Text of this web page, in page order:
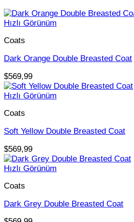
Hızlı Görünüm
Coats
Dark Orange Double Breasted Coat
$569,99
Hızlı Görünüm
Coats
Soft Yellow Double Breasted Coat
$569,99
Hızlı Görünüm
Coats
Dark Grey Double Breasted Coat